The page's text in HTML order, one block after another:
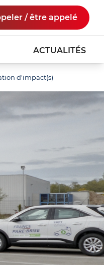
/ être appelé
ACTUALITÉS
d'impact(s)